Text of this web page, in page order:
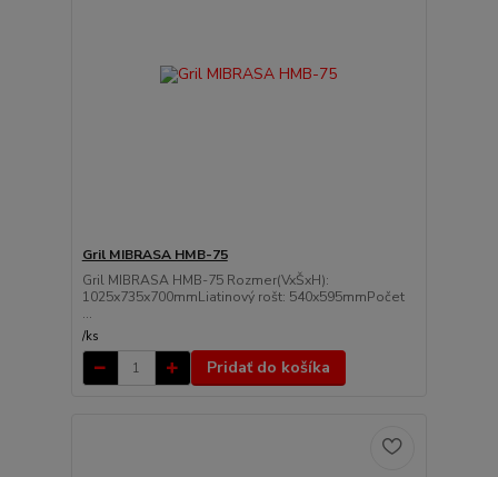
Gril MIBRASA HMB-75
Gril MIBRASA HMB-75 Rozmer(VxŠxH):
1025x735x700mmLiatinový rošt: 540x595mmPočet
...
/ks
Pridať do košíka